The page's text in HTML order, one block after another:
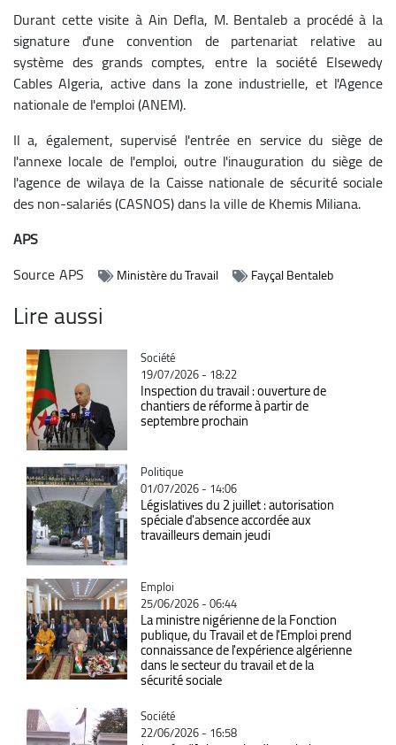
Durant cette visite à Ain Defla, M. Bentaleb a procédé à la
signature d'une convention de partenariat relative au
système des grands comptes, entre la société Elsewedy
Cables Algeria, active dans la zone industrielle, et l'Agence
nationale de l'emploi (ANEM).
Il a, également, supervisé l'entrée en service du siège de
l'annexe locale de l'emploi, outre l'inauguration du siège de
l'agence de wilaya de la Caisse nationale de sécurité sociale
des non-salariés (CASNOS) dans la ville de Khemis Miliana.
APS
SourceAPS Ministère du Travail Fayçal Bentaleb
Lire aussi
Catégorie
Société
19/07/2026 - 18:22
Inspection du travail : ouverture de
chantiers de réforme à partir de
septembre prochain
Catégorie
Politique
01/07/2026 - 14:06
Législatives du 2 juillet : autorisation
spéciale d'absence accordée aux
travailleurs demain jeudi
Catégorie
Emploi
25/06/2026 - 06:44
La ministre nigérienne de la Fonction
publique, du Travail et de l'Emploi prend
connaissance de l'expérience algérienne
dans le secteur du travail et de la
sécurité sociale
Catégorie
Société
22/06/2026 - 16:58